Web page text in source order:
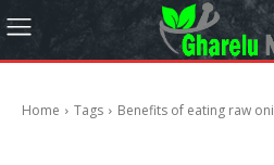
Home Tags Benefits of eating raw